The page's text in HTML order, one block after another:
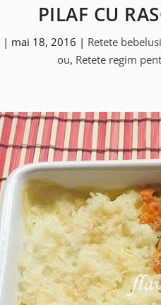
PILAF CU
| mai 18, 2016 | Retete
ou, Retete regim